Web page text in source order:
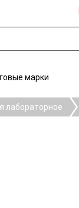
марки
лабораторное